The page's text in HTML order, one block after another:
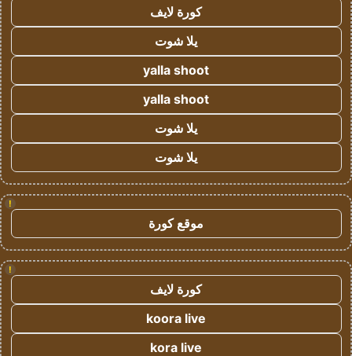
كورة لايف
يلا شوت
yalla shoot
yalla shoot
يلا شوت
يلا شوت
!
موقع كورة
!
كورة لايف
koora live
kora live